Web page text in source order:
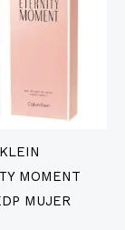
MOMENT
MUJER